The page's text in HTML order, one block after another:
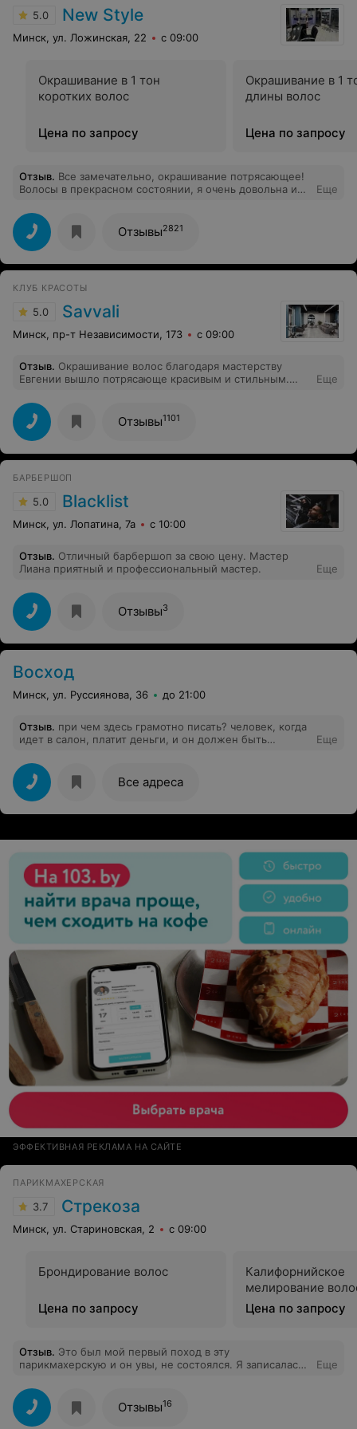
5.0 New Style
Минск, ул. Ложинская, 22 с 09:00
Окрашивание в 1 тон
коротких волос
Цена по запросу
Окрашивание в 1
длины волос
Цена по запросу
Отзыв. Все замечательно, окрашивание потрясающее!
Волосы в прекрасном состоянии, я очень довольна и
Еще
Отзывы2821
КЛУБ КРАСОТЫ
5.0 Savvali
Минск, пр-т Независимости, 173 с 09:00
Отзыв. Окрашивание волос благодаря мастерству
Евгении вышло потрясающе красивым и стильным.
профессионал своего дела.
Еще
Отзывы1101
БАРБЕРШОП
5.0 Blacklist
Минск, ул. Лопатина, 7а с 10:00
Отзыв. Отличный барбершоп за свою цену. Мастер
Лиана приятный и профессиональный мастер.
Еще
Отзывы3
Восход
Минск, ул. Руссиянова, 36 до 21:00
Отзыв. при чем здесь грамотно писать? человек, когда
идет в салон, платит деньги, и он должен быть
тут никакого значения не имеют
Еще
Все адреса
ЭФФЕКТИВНАЯ РЕКЛАМА НА САЙТЕ
ПАРИКМАХЕРСКАЯ
3.7 Стрекоза
Минск, ул. Стариновская, 2 с 09:00
Брондирование волос
Цена по запросу
Калифорнийское
мелирование
Цена по запросу
Отзыв. Это был мой первый поход в эту
парикмахерскую и он увы, не состоялся. Я записалась
расположена близко к дому. Записалась за неделю,
как раз в день важного для меня мероприятия.
Прихожу туда с утра, а мне говорят "Ваш мастер
Еще
Отзывы16